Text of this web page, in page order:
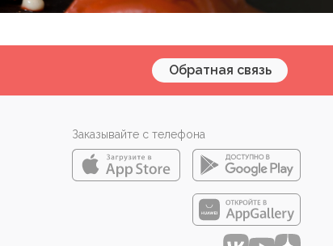
Обратная связь
Заказывайте с телефона